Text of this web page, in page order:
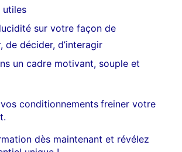
utiles
sur votre façon de
de décider, d’interagir
un cadre motivant, souple et
conditionnements freiner votre
dès maintenant et révélez